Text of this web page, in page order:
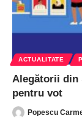
ACTUALITATE
Alegătorii din
pentru vot
Popescu